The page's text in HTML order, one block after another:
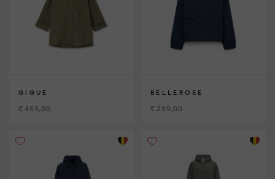
GIGUE
€ 459,00
BELLEROSE
€ 299,00